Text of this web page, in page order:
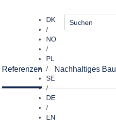
DK
/
NO
/
PL
/
SE
/
DE
/
EN
Referenzen Nachhaltiges